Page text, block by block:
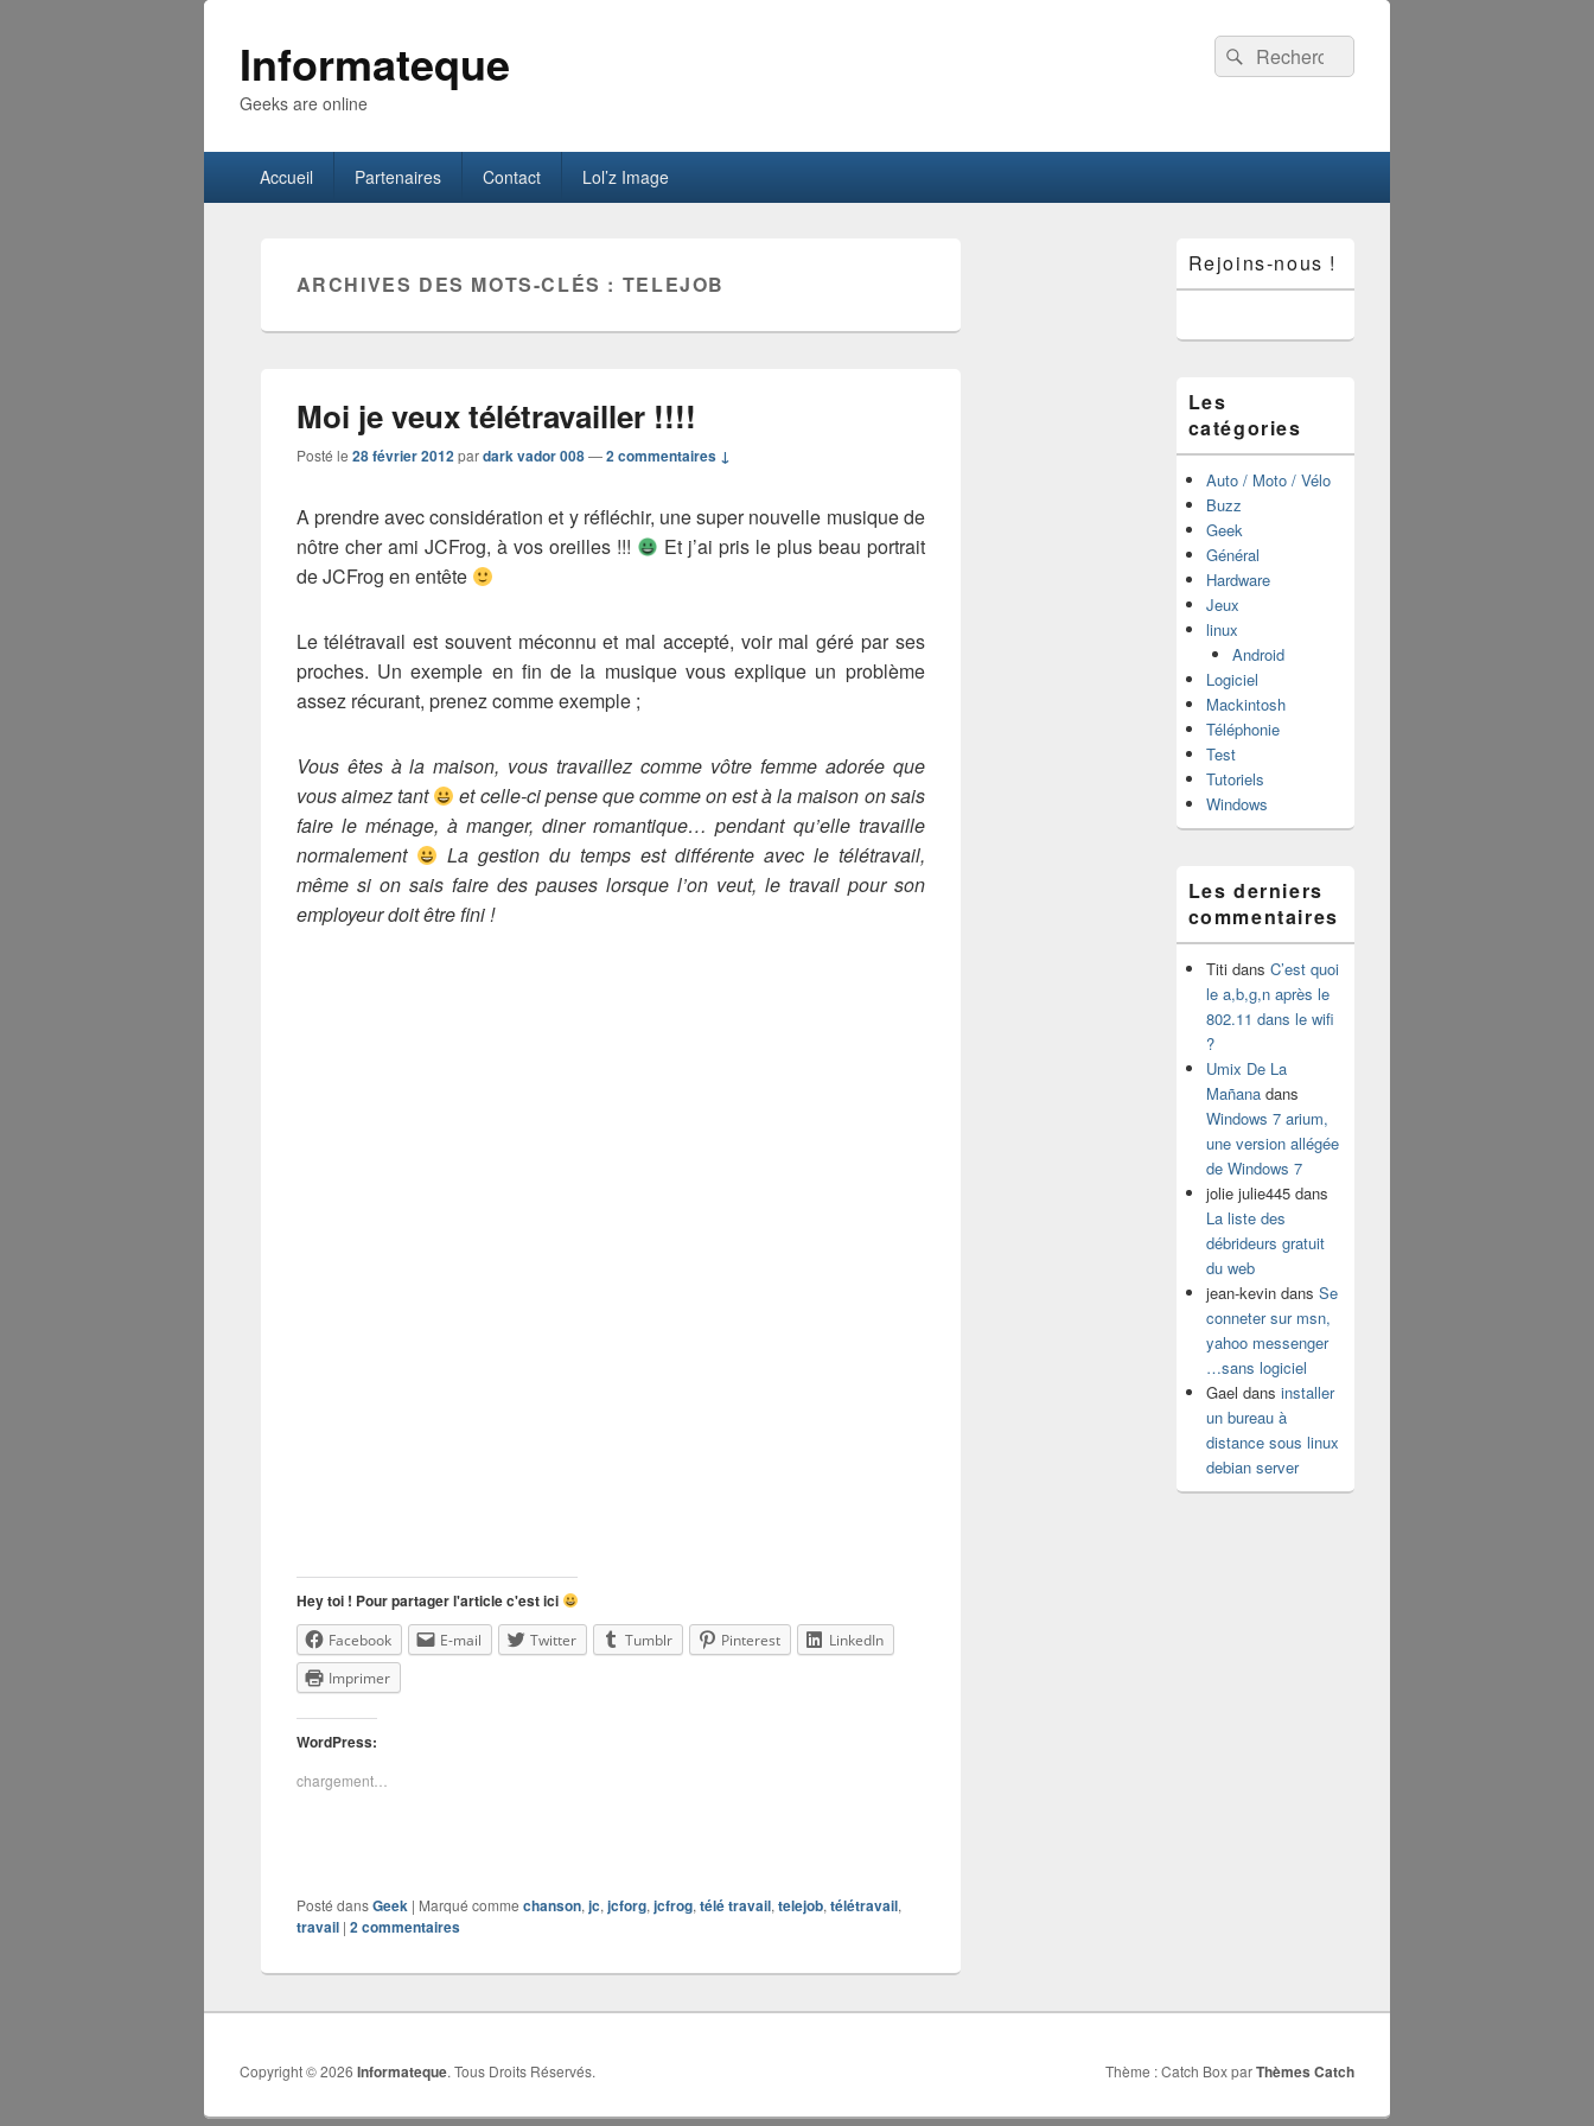
Informateque
Geeks are online
Recherche :
Rechercher
principalAccueil Partenaires Contact Lol’z Image
ARCHIVES DES MOTS-CLÉS : TELEJOB
Moi je veux télétravailler !!!!
Posté le 28 février 2012pardark vador 008—2 commentaires ↓
A prendre avec considération et y réfléchir, une super nouvelle musique de
nôtre cher ami JCFrog, à vos oreilles !!!
Et j’ai pris le plus beau portrait
de JCFrog en entête
Le télétravail est souvent méconnu et mal accepté, voir mal géré par ses
proches. Un exemple en fin de la musique vous explique un problème
assez récurant, prenez comme exemple ;
Vous êtes à la maison, vous travaillez comme vôtre femme adorée que
vous aimez tant
et celle-ci pense que comme on est à la maison on sais
faire le ménage, à manger, diner romantique… pendant qu’elle travaille
normalement
La gestion du temps est différente avec le télétravail,
même si on sais faire des pauses lorsque l’on veut, le travail pour son
employeur doit être fini !
Hey toi ! Pour partager l'article c'est ici
Facebook E-mail Twitter Tumblr Pinterest
LinkedIn
Imprimer
WordPress:
chargement…
Posté dansGeek | Marqué comme chanson, jc, jcforg, jcfrog, télé travail, telejob, télétravail,
travail | 2commentaires
principale
de
pour
latérale
Rejoins-nous !
Les
catégories
Auto / Moto / Vélo
Buzz
Geek
Général
Hardware
Jeux
linux
Android
Logiciel
Mackintosh
Téléphonie
Test
Tutoriels
Windows
Les derniers
commentaires
Titidans C’est quoi
le a,b,g,n après le
802.11 dans le wifi
?
Umix De La
Mañanadans
Windows 7 arium,
une version allégée
de Windows 7
jolie julie445dans
La liste des
débrideurs gratuit
du web
jean-kevindans Se
conneter sur msn,
yahoo messenger
…sans logiciel
Gael dans installer
un bureau à
distance sous linux
debian server
Copyright © 2026 Informateque. Tous Droits Réservés. Thème : Catch Box parThèmes Catch